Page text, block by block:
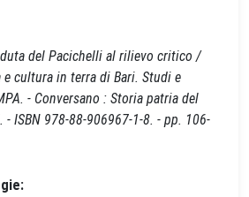
del Pacichelli al rilievo critico /
e cultura in terra di Bari. Studi e
- Conversano : Storia patria del
- ISBN 978-88-906967-1-8. - pp. 106-